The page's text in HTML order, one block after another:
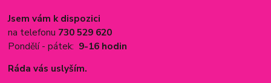
Jsem vám k dispozici
na telefonu 730 529 620
Pondělí - pátek: 9-16 hodin
Ráda vás uslyším.